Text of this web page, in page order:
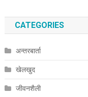
CATEGORIES
अन्तरबार्ता
खेलखुद
जीवनशैली